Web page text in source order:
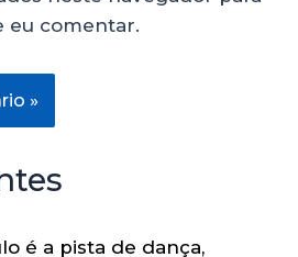
eu comentar.
é a pista de dança,